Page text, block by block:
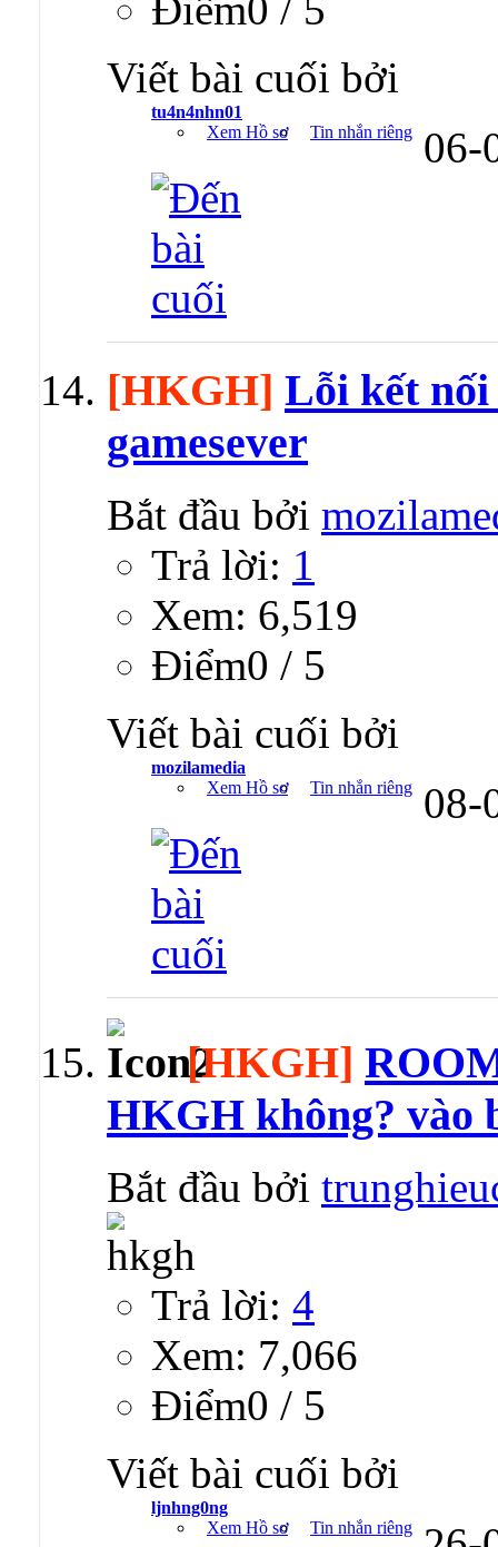
Viết bài cuối bởi
tu4n4nhn01
Xem Hồ sơ
Tin nhắn riêng 06-
[HKGH] Lỗi kết
gamesever
Bắt đầu bởi
Trả lời: 1
Xem: 6,519
Ðiểm0 / 5
Viết bài cuối bởi
mozilamedia
Xem Hồ sơ
Tin nhắn riêng 08-
[HKGH]
HKGH không? vào
Bắt đầu bởi
Trả lời: 4
Xem: 7,066
Ðiểm0 / 5
Viết bài cuối bởi
ljnhng0ng
Xem Hồ sơ
Tin nhắn riêng